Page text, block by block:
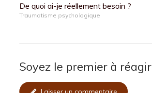
De quoi ai-je réellement besoin ?
Traumatisme psychologique
Soyez le premier à réagir